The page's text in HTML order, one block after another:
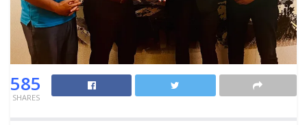
585
SHARES